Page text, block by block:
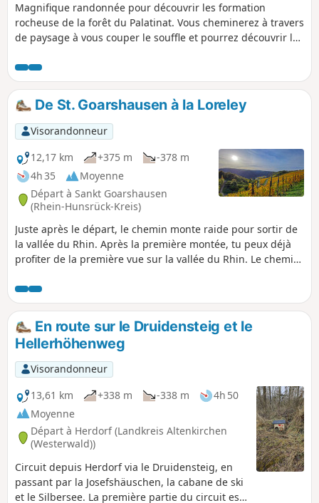
Magnifique randonnée pour découvrir les formation
rocheuse de la forêt du Palatinat. Vous cheminerez à travers
de paysage à vous couper le souffle et pourrez découvrir le
paysans au XVIe siècle, il appartient à l'un des châteaux les
mieux conservés de la forêt du Palatinat
De St. Goarshausen à la Loreley
Visorandonneur
12,17 km
+375 m
-378 m
4h 35
Moyenne
Départ à Sankt Goarshausen
(Rhein-Hunsrück-Kreis)
Juste après le départ, le chemin monte raide pour sortir de
la vallée du Rhin. Après la première montée, tu peux déjà
profiter de la première vue sur la vallée du Rhin. Le chemin
un peu dans la forêt. Il décrit ensuite un grand arc pour
revenir dans la vallée du Rhin et rejoindre la Loreley, où la
vue est magnifique. Depuis la Loreley, la descente est raide
jusqu'au Rhin, puis le chemin longe la rive du fleuve pour
revenir au point de départ.
En route sur le Druidensteig et le
Hellerhöhenweg
Visorandonneur
13,61 km
+338 m -338 m
4h 50
Moyenne
Départ à Herdorf (Landkreis Altenkirchen
(Westerwald))
Circuit depuis Herdorf via le Druidensteig, en
passant par la Josefshäuschen, la cabane de ski
et le Silbersee. La première partie du circuit est